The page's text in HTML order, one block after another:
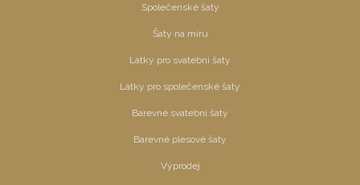
Společenské šaty
Šaty na míru
Látky pro svatební šaty
Látky pro společenské šaty
Barevné svatební šaty
Barevné plesové šaty
Výprodej